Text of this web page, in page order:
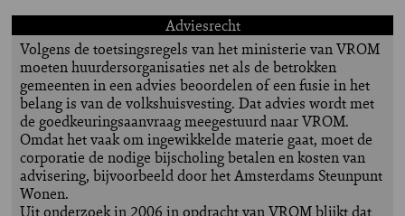
Adviesrecht
Volgens de toetsingsregels van het ministerie van VROM
moeten huurdersorganisaties net als de betrokken
gemeenten in een advies beoordelen of een fusie in het
belang is van de volkshuisvesting. Dat advies wordt met
de goedkeuringsaanvraag meegestuurd naar VROM.
Omdat het vaak om ingewikkelde materie gaat, moet de
corporatie de nodige bijscholing betalen en kosten van
advisering, bijvoorbeeld door het Amsterdams Steunpunt
Wonen.
Uit onderzoek in 2006 in opdracht van VROM blijkt dat